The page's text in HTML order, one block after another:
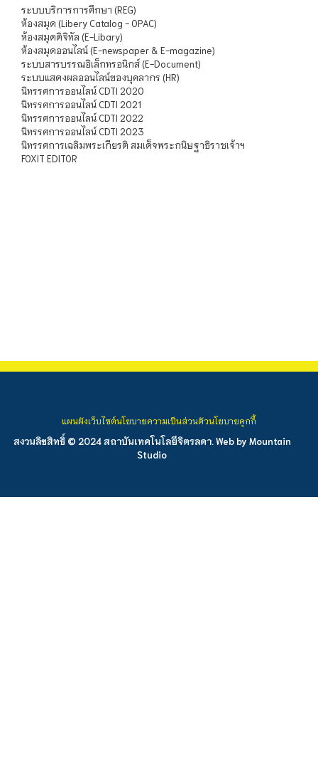
ระบบบริการการศึกษา (REG)
ห้องสมุด (Libery Catalog - OPAC)
ห้องสมุดดิจิทัล (E-Libary)
ห้องสมุดออนไลน์ (E-newspaper & E-magazine)
ระบบสารบรรณอิเล็กทรอนิกส์ (E-Document)
ระบบแสดงผลออนไลน์ของบุคลากร (HR)
นิทรรศการออนไลน์ CDTI 2020
นิทรรศการออนไลน์ CDTI 2021
นิทรรศการออนไลน์ CDTI 2022
นิทรรศการออนไลน์ CDTI 2023
นิทรรศการเฉลิมพระเกียรติ สมเด็จพระกนิษฐาธิราชเจ้าฯ
FOXIT EDITOR
สงวนลิขสิทธิ์ © 2024 สถาบันเทคโนโลยีจิตรลดา. Web by Mountain
Studio
แผนผังเว็บไซต์นโยบายความเป็นส่วนตัวนโยบายคุกกี้